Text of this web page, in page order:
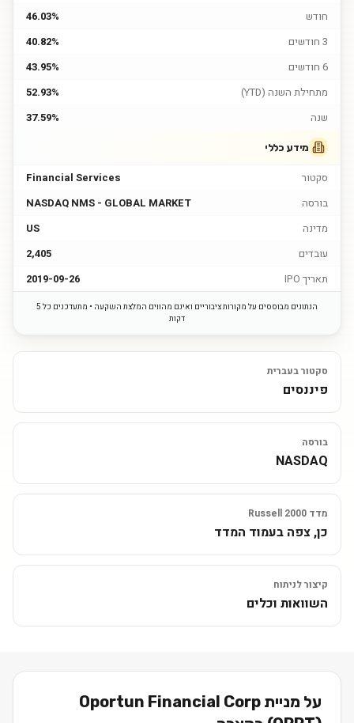
חודש
46.03%
3 חודשים
40.82%
6 חודשים
43.95%
מתחילת השנה (YTD)
52.93%
שנה
37.59%
מידע כללי
סקטור
Financial Services
בורסה
NASDAQ NMS - GLOBAL MARKET
מדינה
US
עובדים
2,405
תאריך IPO
2019-09-26
הנתונים מבוססים על מקורות ציבוריים ואינם מהווים המלצת השקעה • מתעדכנים כל 5
דקות
סקטור בעברית
פיננסים
בורסה
NASDAQ
מדד Russell 2000
כן, צפה בעמוד המדד
קיצור לניתוח
השוואות וכלים
על מניית Oportun Financial Corp